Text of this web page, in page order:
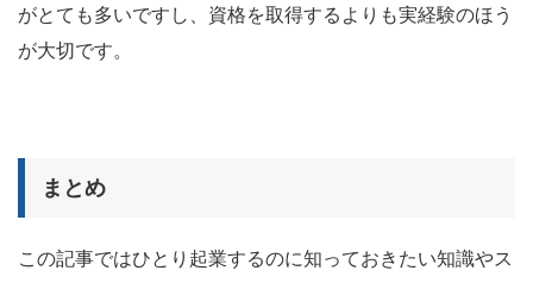
がとても多いですし、資格を取得するよりも実経験のほう
が大切です。
まとめ
この記事ではひとり起業するのに知っておきたい知識やス